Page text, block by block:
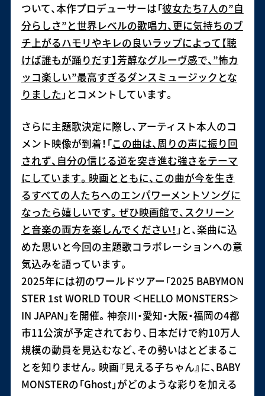
ついて、本作プロデューサーは「彼女たち7人の”自
分らしさ”と世界レベルの歌唱力、更に気持ちのブ
チ上がるハモリやキレの良いラップによって【聴
けば誰もが踊りだす】芳醇なグルーヴ感で、”怖カ
ッコ楽しい”最高すぎるダンスミュージックとな
りました 」とコメントしています。
さらに主題歌決定に際し、アーティスト本人のコ
メント映像が到着！「この曲は、周りの声に振り回
されず、自分の信じる道を突き進む強さをテーマ
にしています。映画とともに、この曲が今を生き
るすべての人たちへのエンパワーメントソングに
なったら嬉しいです。ぜひ映画館で、スクリーン
と音楽の両方を楽しんでください！ 」と、楽曲に込
めた思いと今回の主題歌コラボレーションへの意
気込みを語っています。
2025年には初のワールドツアー「2025 BABYMON
STER 1st WORLD TOUR ＜HELLO MONSTERS＞
IN JAPAN」を開催。神奈川・愛知・大阪・福岡の4都
市11公演が予定されており、日本だけで約10万人
規模の動員を見込むなど、その勢いはとどまるこ
とを知りません。映画『見える子ちゃん』に、BABY
MONSTERの「Ghost」がどのような彩りを加える